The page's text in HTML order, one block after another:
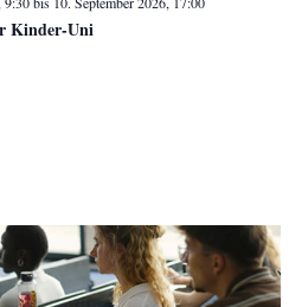
Kinder-Uni